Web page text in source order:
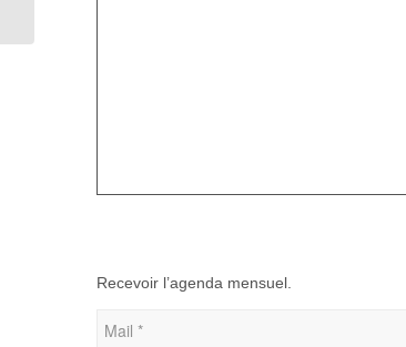
Recevoir l’agenda mensuel.